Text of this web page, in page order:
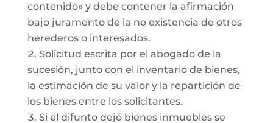
contenido» y debe contener la afirmación
bajo juramento de la no existencia de otros
herederos o interesados.
Solicitud escrita por el abogado de la
sucesión, junto con el inventario de bienes,
la estimación de su valor y la repartición de
los bienes entre los solicitantes.
Si el difunto dejó bienes inmuebles se